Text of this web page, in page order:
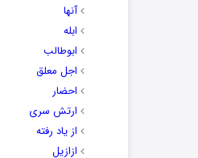
آنها
ابله
ابوطالب
اجل معلق
احضار
ارتش سری
از یاد رفته
ازازیل